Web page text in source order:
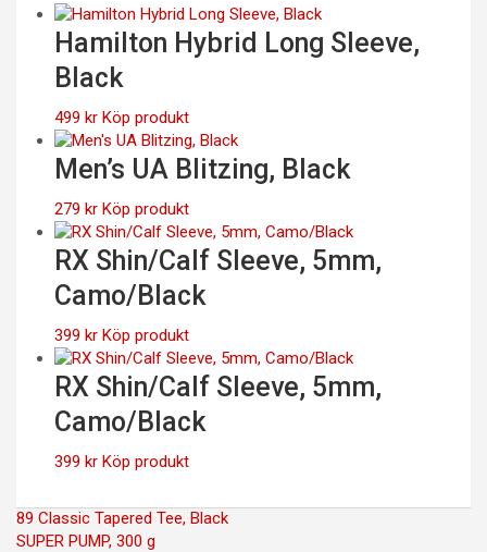
Hamilton Hybrid Long Sleeve,
Black
499 kr Köp produkt
Men’s UA Blitzing, Black
279 kr Köp produkt
RX Shin/Calf Sleeve, 5mm,
Camo/Black
399 kr Köp produkt
RX Shin/Calf Sleeve, 5mm,
Camo/Black
399 kr Köp produkt
Inläggsnavigering
89 Classic Tapered Tee, Black
SUPER PUMP, 300 g